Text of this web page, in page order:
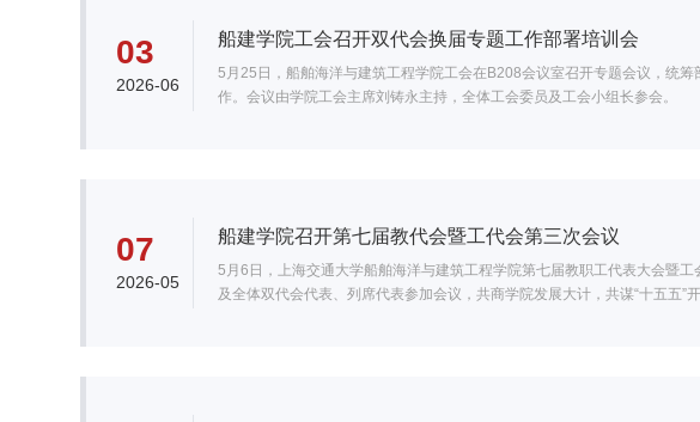
03
2026-06
船建学院工会召开双代会换届专题工作部署培训会
5月25日，船舶海洋与建筑工程学院工会在B208会议室召开专题会议，统
作。会议由学院工会主席刘铸永主持，全体工会委员及工会小组长参会。
07
2026-05
船建学院召开第七届教代会暨工代会第三次会议
5月6日，上海交通大学船舶海洋与建筑工程学院第七届教职工代表大会暨
及全体双代会代表、列席代表参加会议，共商学院发展大计，共谋“十五五”开